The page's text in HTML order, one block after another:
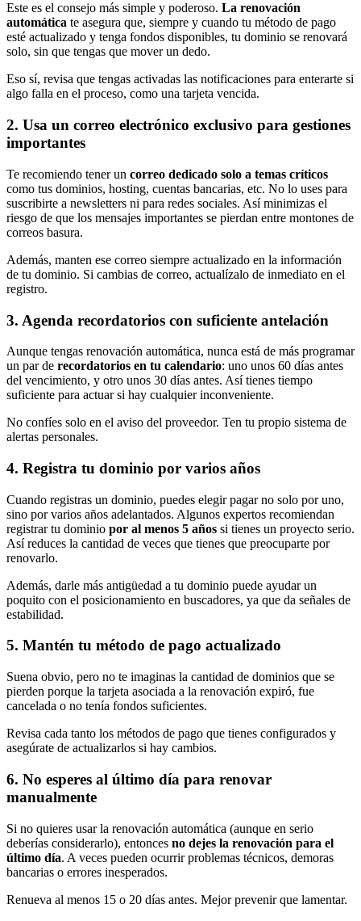
Este es el consejo más simple y poderoso. La renovación
automática te asegura que, siempre y cuando tu método de pago
esté actualizado y tenga fondos disponibles, tu dominio se renovará
solo, sin que tengas que mover un dedo.
Eso sí, revisa que tengas activadas las notificaciones para enterarte si
algo falla en el proceso, como una tarjeta vencida.
2. Usa un correo electrónico exclusivo para gestiones
importantes
Te recomiendo tener un correo dedicado solo a temas críticos
como tus dominios, hosting, cuentas bancarias, etc. No lo uses para
suscribirte a newsletters ni para redes sociales. Así minimizas el
riesgo de que los mensajes importantes se pierdan entre montones de
correos basura.
Además, manten ese correo siempre actualizado en la información
de tu dominio. Si cambias de correo, actualízalo de inmediato en el
registro.
3. Agenda recordatorios con suficiente antelación
Aunque tengas renovación automática, nunca está de más programar
un par de recordatorios en tu calendario: uno unos 60 días antes
del vencimiento, y otro unos 30 días antes. Así tienes tiempo
suficiente para actuar si hay cualquier inconveniente.
No confíes solo en el aviso del proveedor. Ten tu propio sistema de
alertas personales.
4. Registra tu dominio por varios años
Cuando registras un dominio, puedes elegir pagar no solo por uno,
sino por varios años adelantados. Algunos expertos recomiendan
registrar tu dominio por al menos 5 años si tienes un proyecto serio.
Así reduces la cantidad de veces que tienes que preocuparte por
renovarlo.
Además, darle más antigüedad a tu dominio puede ayudar un
poquito con el posicionamiento en buscadores, ya que da señales de
estabilidad.
5. Mantén tu método de pago actualizado
Suena obvio, pero no te imaginas la cantidad de dominios que se
pierden porque la tarjeta asociada a la renovación expiró, fue
cancelada o no tenía fondos suficientes.
Revisa cada tanto los métodos de pago que tienes configurados y
asegúrate de actualizarlos si hay cambios.
6. No esperes al último día para renovar
manualmente
Si no quieres usar la renovación automática (aunque en serio
deberías considerarlo), entonces no dejes la renovación para el
último día. A veces pueden ocurrir problemas técnicos, demoras
bancarias o errores inesperados.
Renueva al menos 15 o 20 días antes. Mejor prevenir que lamentar.